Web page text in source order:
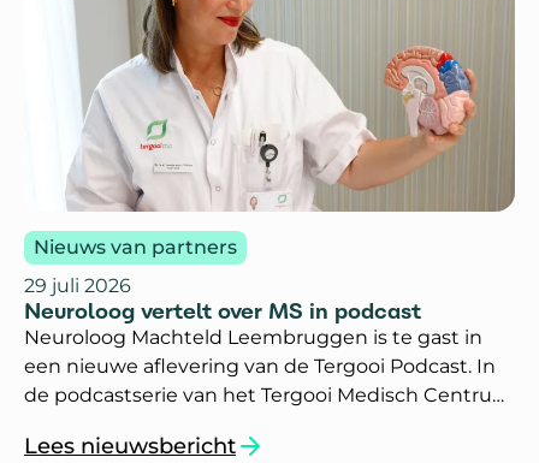
Nieuws van partners
29 juli 2026
Neuroloog vertelt over MS in podcast
Neuroloog Machteld Leembruggen is te gast in
een nieuwe aflevering van de Tergooi Podcast. In
de podcastserie van het Tergooi Medisch Centrum
onderwerp centraal. In deze aflevering legt
Lees nieuwsbericht